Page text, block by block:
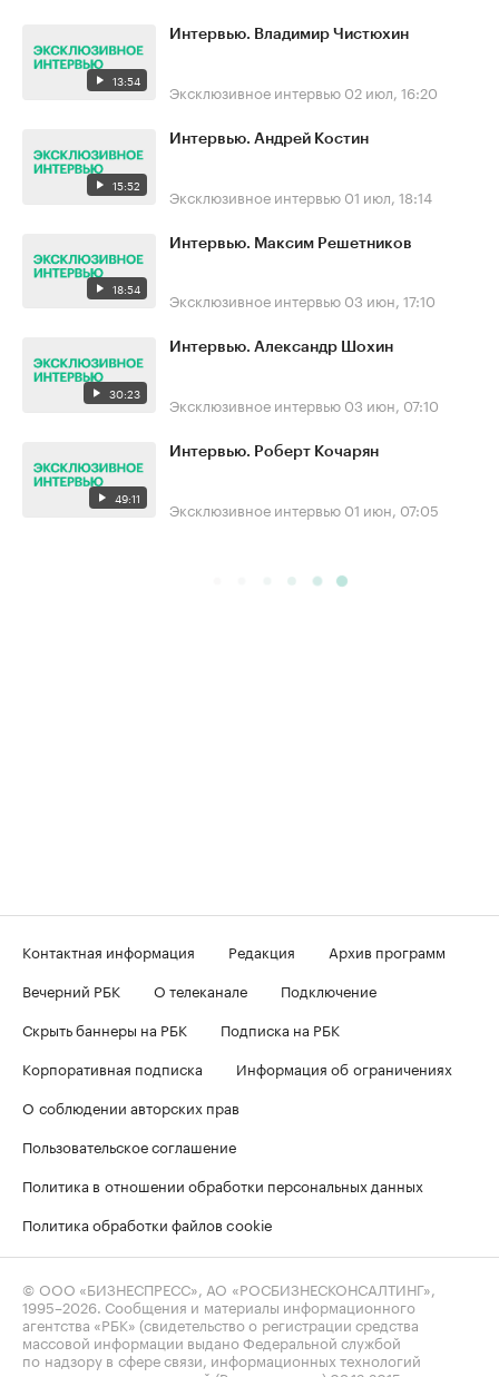
13:54
Интервью. Владимир Чистюхин
Эксклюзивное интервью 02 июл, 16:20
15:52
Интервью. Андрей Костин
Эксклюзивное интервью 01 июл, 18:14
18:54
Интервью. Максим Решетников
Эксклюзивное интервью 03 июн, 17:10
30:23
Интервью. Александр Шохин
Эксклюзивное интервью 03 июн, 07:10
49:11
Интервью. Роберт Кочарян
Эксклюзивное интервью 01 июн, 07:05
Контактная информация Редакция
Архив программ
Вечерний РБК
О телеканале
Подключение
Скрыть баннеры на РБК
Подписка на РБК
Корпоративная подписка
Информация об ограничениях
О соблюдении авторских прав
Пользовательское соглашение
Политика в отношении обработки персональных данных
Политика обработки файлов cookie
© ООО «БИЗНЕСПРЕСС», АО «РОСБИЗНЕСКОНСАЛТИНГ»,
1995–2026 . Сообщения и материалы информационного
агентства «РБК» (свидетельство о регистрации средства
массовой информации выдано Федеральной службой
по надзору в сфере связи, информационных технологий